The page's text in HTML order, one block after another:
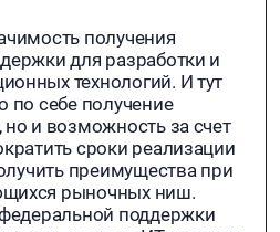
получения
для разработки и
технологий. И тут
по себе получение
и возможность за счет
сроки реализации
преимущества при
рыночных ниш.
поддержки